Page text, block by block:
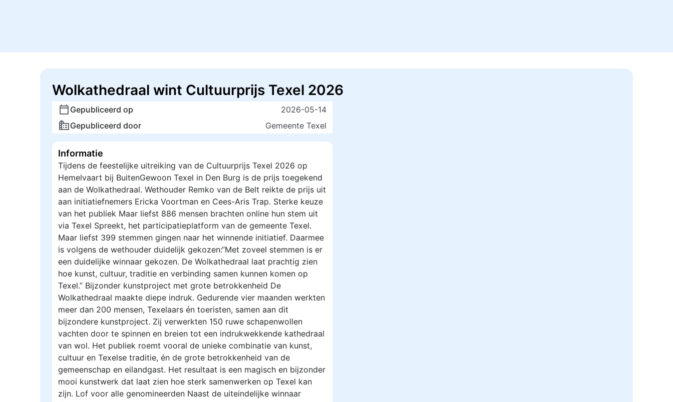
Wolkathedraal wint Cultuurprijs Texel 2026
Gepubliceerd op
2026-05-14
Gepubliceerd door
Gemeente Texel
Informatie
Tijdens de feestelijke uitreiking van de Cultuurprijs Texel 2026 op
Hemelvaart bij BuitenGewoon Texel in Den Burg is de prijs toegekend
aan de Wolkathedraal. Wethouder Remko van de Belt reikte de prijs uit
aan initiatiefnemers Ericka Voortman en Cees-Aris Trap. Sterke keuze
van het publiek Maar liefst 886 mensen brachten online hun stem uit
via Texel Spreekt, het participatieplatform van de gemeente Texel.
Maar liefst 399 stemmen gingen naar het winnende initiatief. Daarmee
is volgens de wethouder duidelijk gekozen:“Met zoveel stemmen is er
een duidelijke winnaar gekozen. De Wolkathedraal laat prachtig zien
hoe kunst, cultuur, traditie en verbinding samen kunnen komen op
Texel.” Bijzonder kunstproject met grote betrokkenheid De
Wolkathedraal maakte diepe indruk. Gedurende vier maanden werkten
meer dan 200 mensen, Texelaars én toeristen, samen aan dit
bijzondere kunstproject. Zij verwerkten 150 ruwe schapenwollen
vachten door te spinnen en breien tot een indrukwekkende kathedraal
van wol. Het publiek roemt vooral de unieke combinatie van kunst,
cultuur en Texelse traditie, én de grote betrokkenheid van de
gemeenschap en eilandgast. Het resultaat is een magisch en bijzonder
mooi kunstwerk dat laat zien hoe sterk samenwerken op Texel kan
zijn. Lof voor alle genomineerden Naast de uiteindelijke winnaar